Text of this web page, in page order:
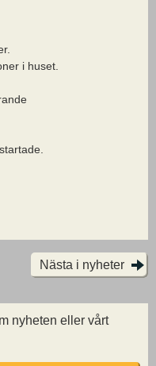
i huset.
Nästa i nyheter
nyheten eller vårt